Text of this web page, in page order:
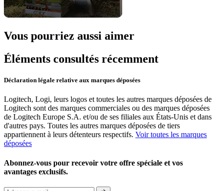
Vous pourriez aussi aimer
Éléments consultés récemment
Déclaration légale relative aux marques déposées
Logitech, Logi, leurs logos et toutes les autres marques déposées de
Logitech sont des marques commerciales ou des marques déposées
de Logitech Europe S.A. et/ou de ses filiales aux États-Unis et dans
d'autres pays. Toutes les autres marques déposées de tiers
appartiennent à leurs détenteurs respectifs. Voir toutes les marques
déposées
Abonnez-vous pour recevoir votre offre spéciale et vos
avantages exclusifs.